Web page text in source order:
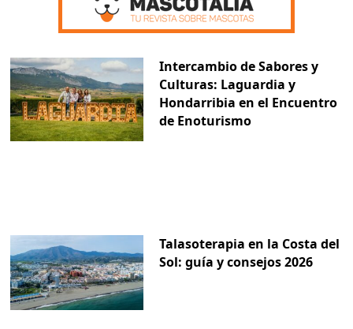
Intercambio de Sabores y
Culturas: Laguardia y
Hondarribia en el Encuentro
de Enoturismo
Talasoterapia en la Costa del
Sol: guía y consejos 2026